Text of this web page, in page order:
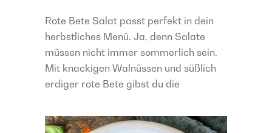
Rote Bete Salat passt perfekt in dein
herbstliches Menü. Ja, denn Salate
müssen nicht immer sommerlich sein.
Mit knackigen Walnüssen und süßlich
erdiger rote Bete gibst du die